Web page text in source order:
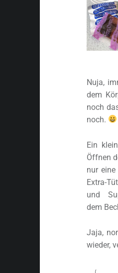
Nuja,
dem
noch
noch.
Ein
Öffnen
nur
Extra-
und
dem
Jaja,
wieder,